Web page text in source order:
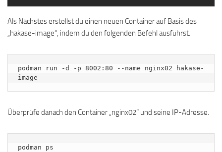
Als Nächstes erstellst du einen neuen Container auf Basis des
„hakase-image“, indem du den folgenden Befehl ausführst.
podman run -d -p 8002:80 --name nginx02 hakase-
image
Überprüfe danach den Container „nginx02“ und seine IP-Adresse.
podman ps